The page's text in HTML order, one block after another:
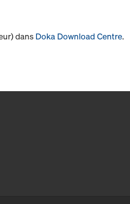
dans Doka Download Centre.